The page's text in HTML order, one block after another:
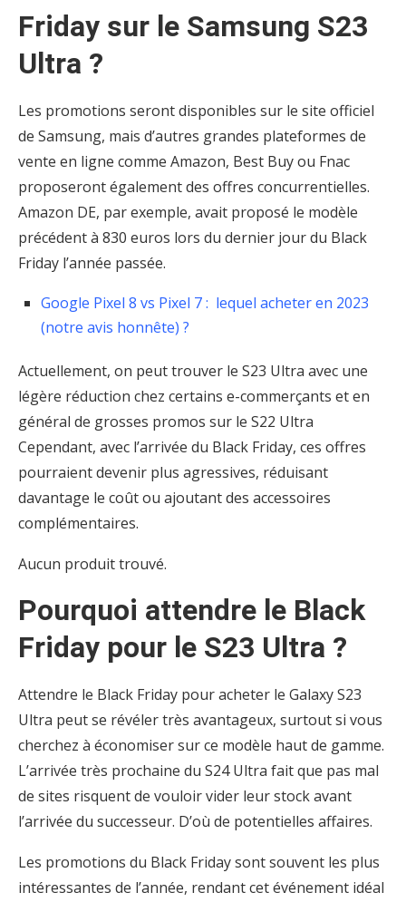
Friday sur le Samsung S23
Ultra ?
Les promotions seront disponibles sur le site officiel
de Samsung, mais d’autres grandes plateformes de
vente en ligne comme Amazon, Best Buy ou Fnac
proposeront également des offres concurrentielles.
Amazon DE, par exemple, avait proposé le modèle
précédent à 830 euros lors du dernier jour du Black
Friday l’année passée.
Google Pixel 8 vs Pixel 7 : lequel acheter en 2023
(notre avis honnête) ?
Actuellement, on peut trouver le S23 Ultra avec une
légère réduction chez certains e-commerçants et en
général de grosses promos sur le S22 Ultra
Cependant, avec l’arrivée du Black Friday, ces offres
pourraient devenir plus agressives, réduisant
davantage le coût ou ajoutant des accessoires
complémentaires.
Aucun produit trouvé.
Pourquoi attendre le Black
Friday pour le S23 Ultra ?
Attendre le Black Friday pour acheter le Galaxy S23
Ultra peut se révéler très avantageux, surtout si vous
cherchez à économiser sur ce modèle haut de gamme.
L’arrivée très prochaine du S24 Ultra fait que pas mal
de sites risquent de vouloir vider leur stock avant
l’arrivée du successeur. D’où de potentielles affaires.
Les promotions du Black Friday sont souvent les plus
intéressantes de l’année, rendant cet événement idéal